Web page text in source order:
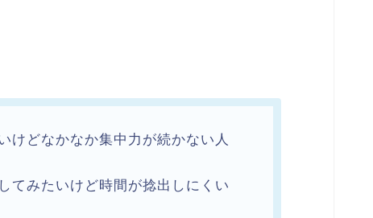
けどなかなか集中力が続かない人
てみたいけど時間が捻出しにくい